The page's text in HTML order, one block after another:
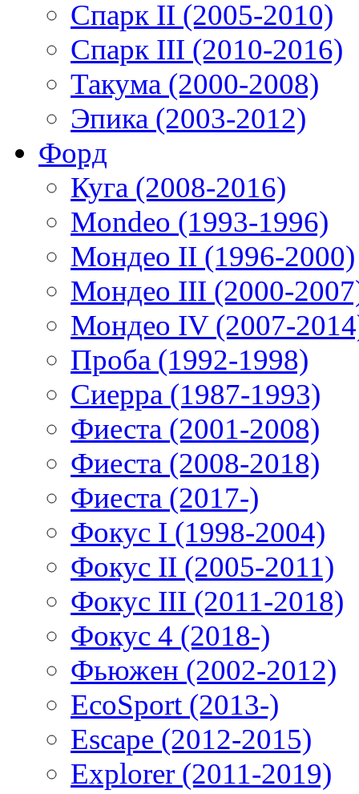
Спарк II (2005-2010)
Спарк III (2010-2016)
Такума (2000-2008)
Эпика (2003-2012)
Форд
Куга (2008-2016)
Mondeo (1993-1996)
Мондео II (1996-2000)
Мондео III (2000-
Мондео IV (2007-
Проба (1992-1998)
Сиерра (1987-1993)
Фиеста (2001-2008)
Фиеста (2008-2018)
Фиеста (2017-)
Фокус I (1998-2004)
Фокус II (2005-2011)
Фокус III (2011-2018)
Фокус 4 (2018-)
Фьюжен (2002-2012)
EcoSport (2013-)
Escape (2012-2015)
Explorer (2011-2019)